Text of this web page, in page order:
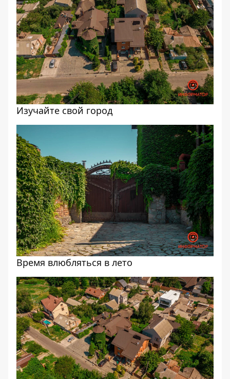
Изучайте свой город
Время влюбляться в лето